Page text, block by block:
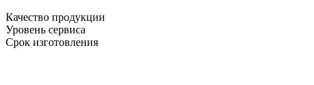
Качество продукции
Уровень сервиса
Срок изготовления